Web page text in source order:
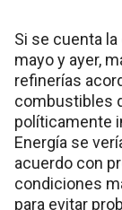
Si se cuenta
mayo y ayer,
refinerías
combustibles
políticamente
Energía se
acuerdo con
condiciones
para evitar